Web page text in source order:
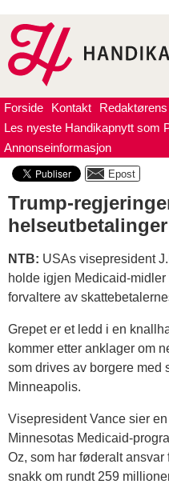
Forside Kontakt
Les nyeste Handikapnytt som
Annonseinformasjon
Trump-
NTB: USAs visepresident
holde igjen Medicaid-
forvaltere av
Grepet er et ledd i en
kommer etter anklager om
som drives av borgere med
Minneapolis.
Visepresident Vance sier
Minnesotas Medicaid-
Oz, som har føderalt ansvar
snakk om rundt 259